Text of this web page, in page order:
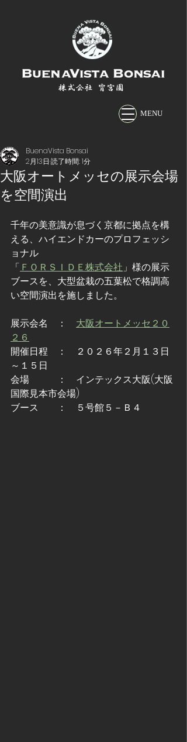
株式会社 宵宮園
MENU
大阪オートメッセの展示会場
を空間演出
BuenaVista Bonsai
2月13日 読了時間: 1分
千年の美意識が息づく京都に拠点を構
える、ハイエンドカーのプロフェッシ
ョナル
「 ＦＯＲＳＩＤＥ株式会社 」様の展示
ブースを、大型盆栽の五葉松で格調高
い空間演出を施しました。
展示会名　： 大阪オートメッセ２０
２６
開催日程　：　２０２６年２月１３日
～１５日
会場　　　：　インテックス大阪(大阪
国際見本市会場)
ブース　　：　５号館５－Ｂ４